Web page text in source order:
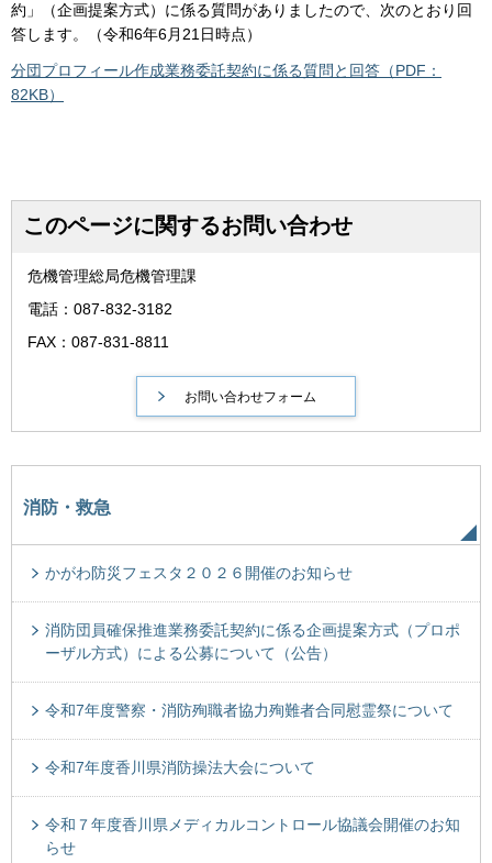
約」（企画提案方式）に係る質問がありましたので、次のとおり回
答します。（令和6年6月21日時点）
分団プロフィール作成業務委託契約に係る質問と回答（PDF：
82KB）
このページに関するお問い合わせ
危機管理総局危機管理課
電話：087-832-3182
FAX：087-831-8811
消防・救急
かがわ防災フェスタ２０２６開催のお知らせ
消防団員確保推進業務委託契約に係る企画提案方式（プロポ
ーザル方式）による公募について（公告）
令和7年度警察・消防殉職者協力殉難者合同慰霊祭について
令和7年度香川県消防操法大会について
令和７年度香川県メディカルコントロール協議会開催のお知
らせ